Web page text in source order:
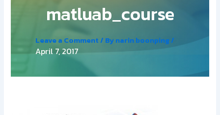
matluab_course
Leave a Comment / Bynarin boonping/
April 7, 2017